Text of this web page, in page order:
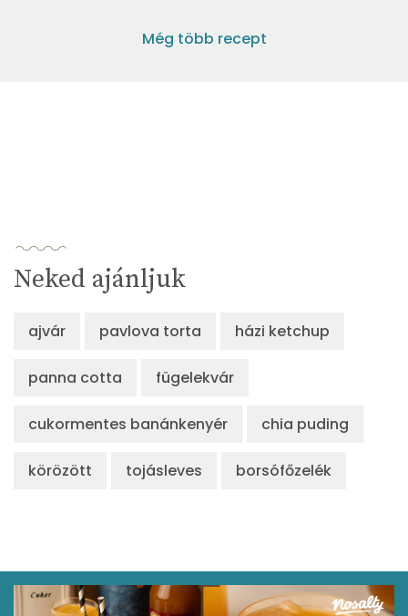
Még több recept
Neked ajánljuk
ajvár pavlova torta házi ketchup
panna cotta fügelekvár
cukormentes banánkenyér chia puding
körözött tojásleves borsófőzelék